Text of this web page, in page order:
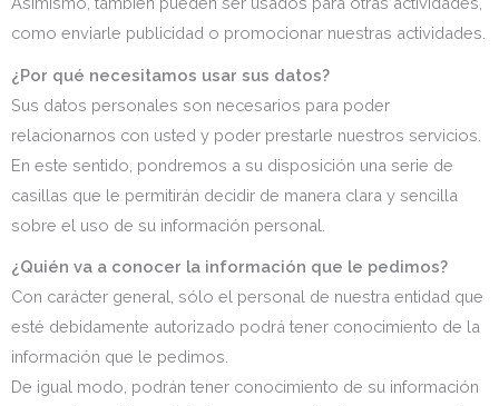
como enviarle publicidad o promocionar nuestras actividades.
¿Por qué necesitamos usar sus datos?
Sus datos personales son necesarios para poder
relacionarnos con usted y poder prestarle nuestros servicios.
En este sentido, pondremos a su disposición una serie de
casillas que le permitirán decidir de manera clara y sencilla
sobre el uso de su información personal.
¿Quién va a conocer la información que le pedimos?
Con carácter general, sólo el personal de nuestra entidad que
esté debidamente autorizado podrá tener conocimiento de la
información que le pedimos.
De igual modo, podrán tener conocimiento de su información